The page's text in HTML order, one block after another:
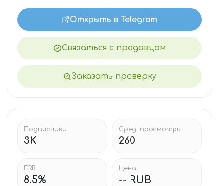
Открыть в Telegram
Связаться с продавцом
Заказать проверку
Подписчики
3K
Сред. просмотры
260
ERR
8.5%
Цена
-- RUB